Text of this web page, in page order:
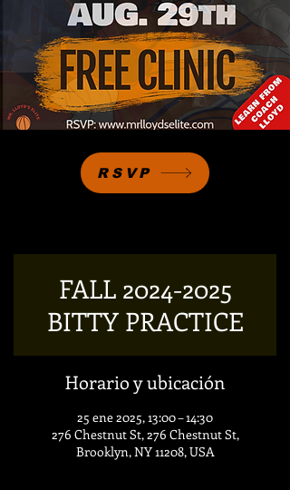
RSVP
FALL 2024-2025
BITTY PRACTICE
Horario y ubicación
25 ene 2025, 13:00 – 14:30
276 Chestnut St, 276 Chestnut St,
Brooklyn, NY 11208, USA